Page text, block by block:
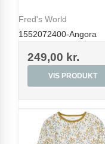
Fred's World
1552072400-Angora
249,00 kr.
VIS PRODUKT